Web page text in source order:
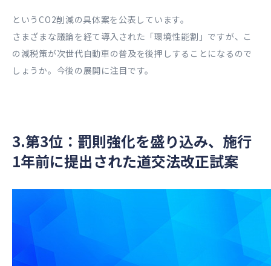
というCO2削減の具体案を公表しています。
さまざまな議論を経て導入された「環境性能割」ですが、こ
の減税策が次世代自動車の普及を後押しすることになるので
しょうか。今後の展開に注目です。
3.第3位：罰則強化を盛り込み、施行
1年前に提出された道交法改正試案